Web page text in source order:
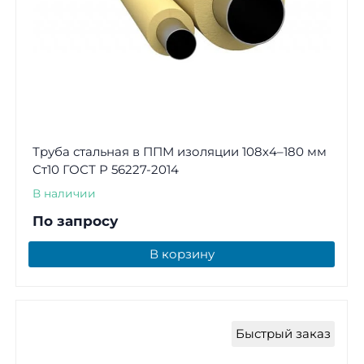
Труба стальная в ППМ изоляции 108х4–180 мм
Ст10 ГОСТ Р 56227-2014
В наличии
По запросу
В корзину
Быстрый заказ